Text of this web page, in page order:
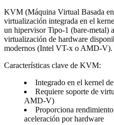
KVM (Máquina Virtual Basada
virtualización integrada en el
un hipervisor Tipo-1 (bare-metal)
virtualización de hardware
modernos (Intel VT-x o AMD-V).
Características clave de KVM:
Integrado en el kernel
Requiere soporte de
AMD-V)
Proporciona
aceleración por hardware